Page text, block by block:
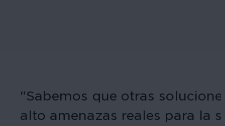
"Sabemos que otras
alto amenazas reales para la